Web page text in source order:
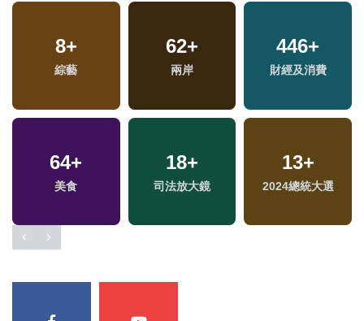
8+
綜藝
62+
兩岸
446+
財經及消費
64+
美食
18+
司法放大鏡
13+
2024總統大選